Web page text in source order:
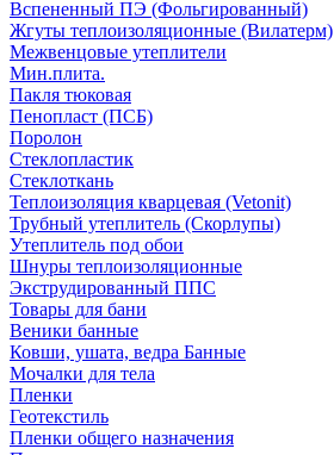
Вспененный ПЭ (Фольгированный)
Жгуты теплоизоляционные (Вилатерм)
Межвенцовые утеплители
Мин.плита.
Пакля тюковая
Пенопласт (ПСБ)
Поролон
Стеклопластик
Стеклоткань
Теплоизоляция кварцевая (Vetonit)
Трубный утеплитель (Скорлупы)
Утеплитель под обои
Шнуры теплоизоляционные
Экструдированный ППС
Товары для бани
Веники банные
Ковши, ушата, ведра Банные
Мочалки для тела
Пленки
Геотекстиль
Пленки общего назначения